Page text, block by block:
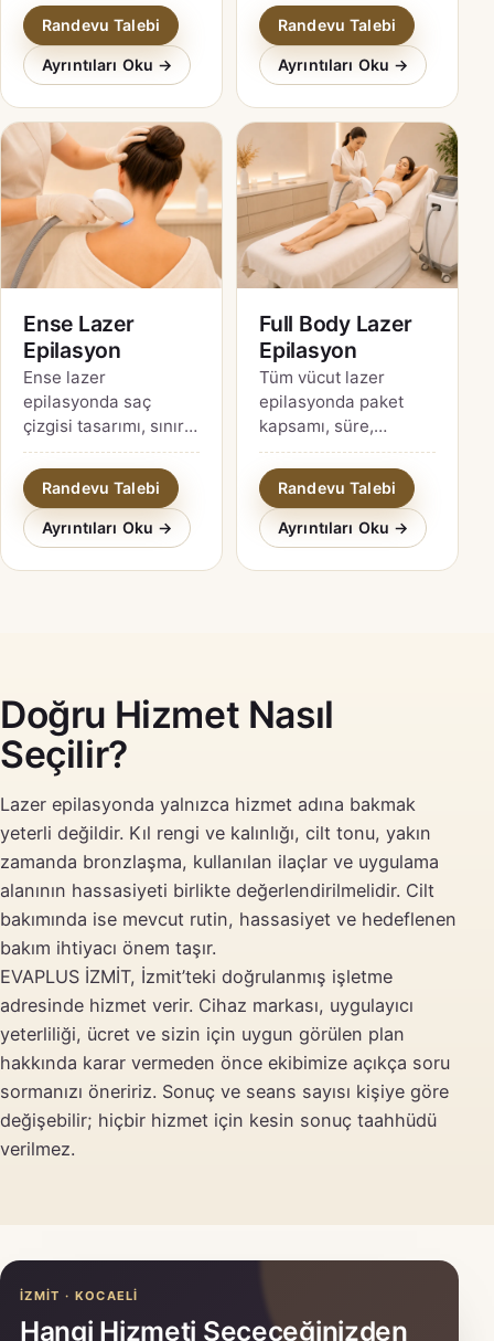
hakkında temkinli
karar rehberi.
Randevu Talebi
Ayrıntıları Oku →
ulaşılması zor bölge
bakımı için rehber.
Randevu Talebi
Ayrıntıları Oku →
Ense Lazer
Epilasyon
Ense lazer
epilasyonda saç
çizgisi tasarımı, sınır
belirleme, ince kıl ve
kalıcı şekil değişikliği
riskleri için rehber.
Randevu Talebi
Ayrıntıları Oku →
Full Body Lazer
Epilasyon
Tüm vücut lazer
epilasyonda paket
kapsamı, süre,
mahremiyet, bölgesel
farklılıklar ve fiyat
karşılaştırması için
kapsamlı rehber.
Randevu Talebi
Ayrıntıları Oku →
Doğru Hizmet Nasıl
Seçilir?
Lazer epilasyonda yalnızca hizmet adına bakmak
yeterli değildir. Kıl rengi ve kalınlığı, cilt tonu, yakın
zamanda bronzlaşma, kullanılan ilaçlar ve uygulama
alanının hassasiyeti birlikte değerlendirilmelidir. Cilt
bakımında ise mevcut rutin, hassasiyet ve hedeflenen
bakım ihtiyacı önem taşır.
EVAPLUS İZMİT, İzmit’teki doğrulanmış işletme
adresinde hizmet verir. Cihaz markası, uygulayıcı
yeterliliği, ücret ve sizin için uygun görülen plan
hakkında karar vermeden önce ekibimize açıkça soru
sormanızı öneririz. Sonuç ve seans sayısı kişiye göre
değişebilir; hiçbir hizmet için kesin sonuç taahhüdü
verilmez.
İZMIT · KOCAELI
Hangi Hizmeti Seçeceğinizden